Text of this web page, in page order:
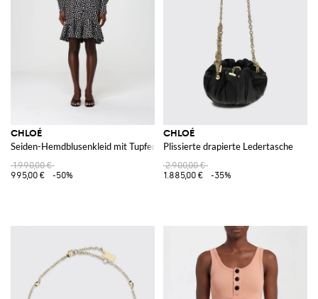
CHLOÉ
Seiden-Hemdblusenkleid mit Tupfenmuster
1.990,00 €
995,00 €
-50%
CHLOÉ
Plissierte drapierte Ledertasche
2.900,00 €
1.885,00 €
-35%